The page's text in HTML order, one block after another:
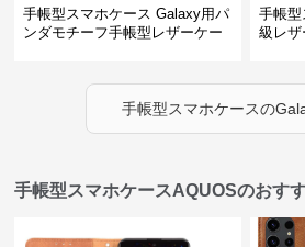
手帳型スマホケース Galaxy用パ
ンダモチーフ手帳型レザーケー
手帳
級レ
手帳型スマホケースの
手帳型スマホケースAQUOSのおす